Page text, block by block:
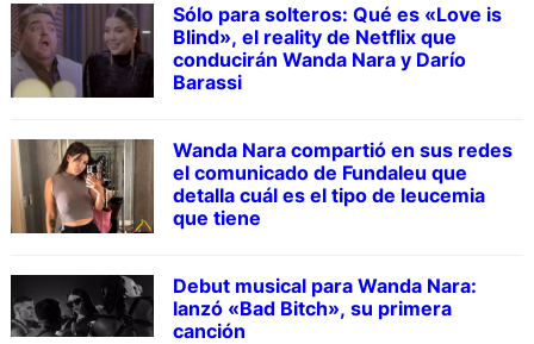
Sólo para solteros: Qué es «Love is
Blind», el reality de Netflix que
conducirán Wanda Nara y Darío
Barassi
Wanda Nara compartió en sus redes
el comunicado de Fundaleu que
detalla cuál es el tipo de leucemia
que tiene
Debut musical para Wanda Nara:
lanzó «Bad Bitch», su primera
canción